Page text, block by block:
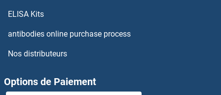
DYRK1B Anticorps
DYRK2 Anticorps
DYRK3 Anticorps
DYRK4 Anticorps
ELISA Kits
antibodies online purchase process
Nos distributeurs
Options de Paiement